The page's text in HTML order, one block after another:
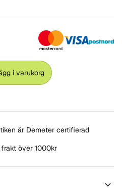
i varukorg
är Demeter certifierad
frakt över 1000kr